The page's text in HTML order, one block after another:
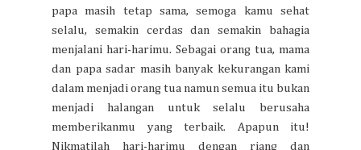
papa masih tetap sama, semoga kamu sehat
selalu, semakin cerdas dan semakin bahagia
menjalani hari-harimu. Sebagai orang tua, mama
dan papa sadar masih banyak kekurangan kami
dalam menjadi orang tua namun semua itu bukan
menjadi halangan untuk selalu berusaha
memberikanmu yang terbaik. Apapun itu!
Nikmatilah hari-harimu dengan riang dan